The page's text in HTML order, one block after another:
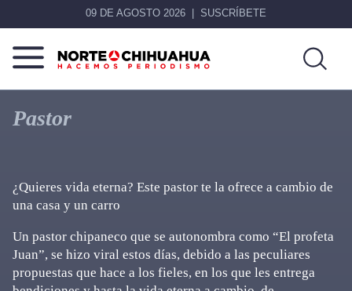
09 DE AGOSTO 2026 SUSCRÍBETE
Norte
Chihuahua
Más
que
noticias,
Pastor
¿Quieres vida eterna? Este pastor te la ofrece a cambio de
una casa y un carro
Un pastor chipaneco que se autonombra como “El profeta
Juan”, se hizo viral estos días, debido a las peculiares
propuestas que hace a los fieles, en los que les entrega